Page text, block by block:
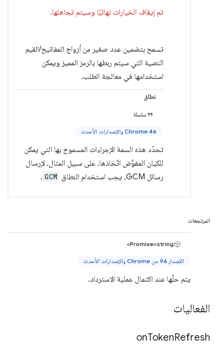
تم إيقاف الخيارات نهائيًا وسيتم تجاهلها.
تسمح بتضمين عدد صغير من أزواج المفاتيح/القيم
النصية التي سيتم ربطها بالرمز المميز ويمكن
استخدامها في معالجة الطلب.
نطاق
سلسلة
Chrome 46 والإصدارات الأحدث
تحدّد هذه السمة الإجراءات المسموح بها التي يمكن
للكيان المفوَّض اتّخاذها. على سبيل المثال، لإرسال
رسائل GCM، يجب استخدام النطاق
GCM
.
المرتجعات
Promise<string>
الإصدار 96 من Chrome والإصدارات الأحدث
يتم حلّها عند اكتمال عملية الاسترداد.
الفعاليات
onTokenRefresh